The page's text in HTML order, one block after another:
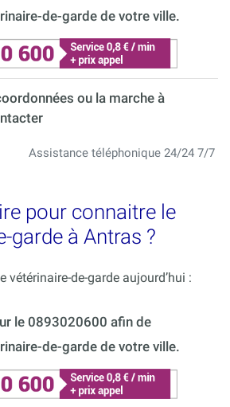
de-garde de votre ville.
ou la marche à
Assistance téléphonique 24/24 7/7
pour connaitre le
garde à Antras ?
vétérinaire-de-garde aujourd’hui :
le 0893020600 afin de
de-garde de votre ville.